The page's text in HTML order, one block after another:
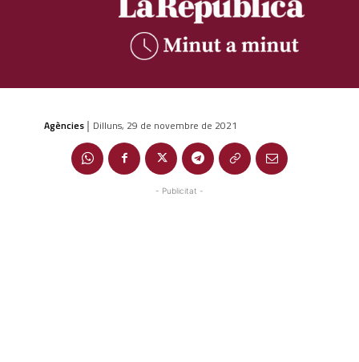
Agències | Dilluns, 29 de novembre de 2021
- Publicitat -